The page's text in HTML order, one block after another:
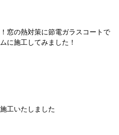
窓の熱対策に節電ガラスコートで
に施工してみました！
工いたしました